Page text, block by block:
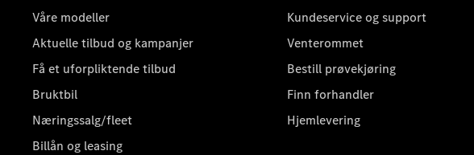
Våre modeller
Aktuelle tilbud og kampanjer
Få et uforpliktende tilbud
Bruktbil
Næringssalg/fleet
Billån og leasing
Kundeservice og support
Venterommet
Bestill prøvekjøring
Finn forhandler
Hjemlevering